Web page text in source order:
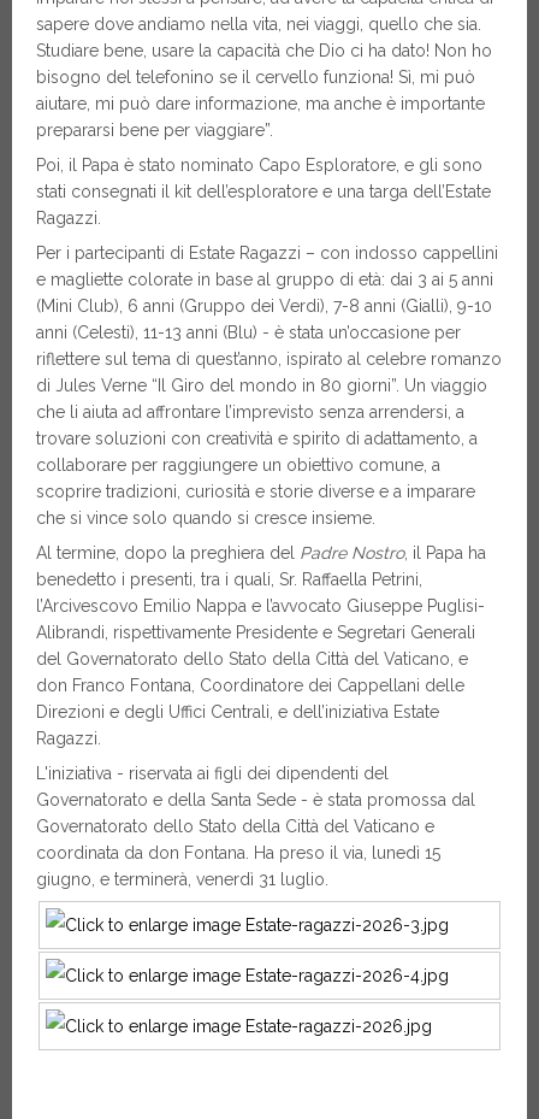
sapere dove andiamo nella vita, nei viaggi, quello che sia.
Studiare bene, usare la capacità che Dio ci ha dato! Non ho
bisogno del telefonino se il cervello funziona! Sì, mi può
aiutare, mi può dare informazione, ma anche è importante
prepararsi bene per viaggiare”.
Poi, il Papa è stato nominato Capo Esploratore, e gli sono
stati consegnati il kit dell’esploratore e una targa dell’Estate
Ragazzi.
Per i partecipanti di Estate Ragazzi – con indosso cappellini
e magliette colorate in base al gruppo di età: dai 3 ai 5 anni
(Mini Club), 6 anni (Gruppo dei Verdi), 7-8 anni (Gialli), 9-10
anni (Celesti), 11-13 anni (Blu) - è stata un’occasione per
riflettere sul tema di quest’anno, ispirato al celebre romanzo
di Jules Verne “Il Giro del mondo in 80 giorni”. Un viaggio
che li aiuta ad affrontare l’imprevisto senza arrendersi, a
trovare soluzioni con creatività e spirito di adattamento, a
collaborare per raggiungere un obiettivo comune, a
scoprire tradizioni, curiosità e storie diverse e a imparare
che si vince solo quando si cresce insieme.
Al termine, dopo la preghiera del Padre Nostro, il Papa ha
benedetto i presenti, tra i quali, Sr. Raffaella Petrini,
l’Arcivescovo Emilio Nappa e l’avvocato Giuseppe Puglisi-
Alibrandi, rispettivamente Presidente e Segretari Generali
del Governatorato dello Stato della Città del Vaticano, e
don Franco Fontana, Coordinatore dei Cappellani delle
Direzioni e degli Uffici Centrali, e dell’iniziativa Estate
Ragazzi.
L'iniziativa - riservata ai figli dei dipendenti del
Governatorato e della Santa Sede - è stata promossa dal
Governatorato dello Stato della Città del Vaticano e
coordinata da don Fontana. Ha preso il via, lunedì 15
giugno, e terminerà, venerdì 31 luglio.